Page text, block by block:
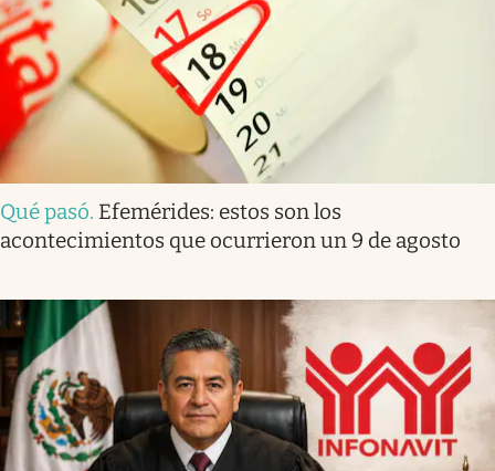
Qué pasó. Efemérides: estos son los
acontecimientos que ocurrieron un 9 de agosto